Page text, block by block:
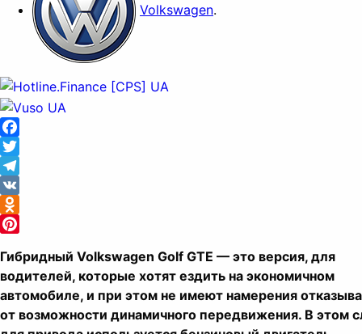
Volkswagen.
Facebook
Twitter
Telegram
VK
Odnoklassniki
Гибридный Volkswagen Golf GTE — это версия, для
водителей, которые хотят ездить на экономичном
автомобиле, и при этом не имеют намерения
от возможности динамичного передвижения. В этом